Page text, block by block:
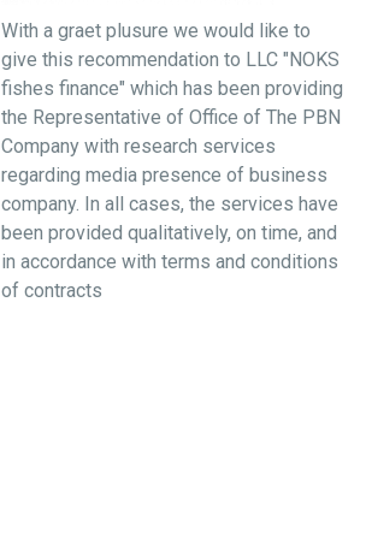
With a graet plusure we would like to
give this recommendation to LLC "NOKS
fishes finance" which has been providing
the Representative of Office of The PBN
Company with research services
regarding media presence of business
company. In all cases, the services have
been provided qualitatively, on time, and
in accordance with terms and conditions
of contracts